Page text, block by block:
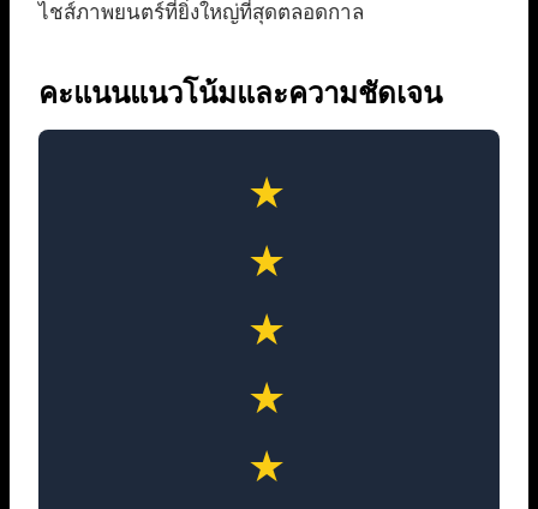
ไชส์ภาพยนตร์ที่ยิ่งใหญ่ที่สุดตลอดกาล
คะแนนแนวโน้มและความชัดเจน
★
★
★
★
★